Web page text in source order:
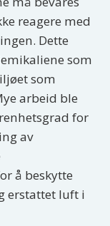
reagere med
Dette
som
som
arbeid ble
for
av
å beskytte
erstattet luft i